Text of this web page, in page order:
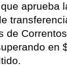
aprueba
de
en